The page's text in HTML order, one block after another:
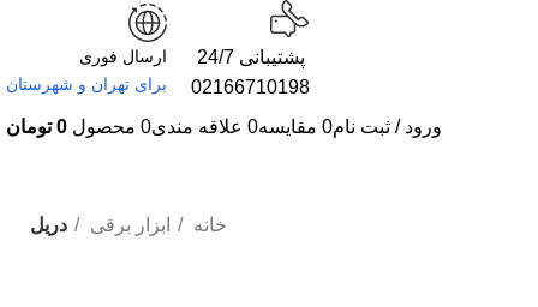
پشتیبانی 24/7
02166710198
ارسال فوری
برای تهران و شهرستان
ورود / ثبت نام0 مقایسه0 علاقه مندی0 محصول 0 تومان
خانه ابزار برقی دریل